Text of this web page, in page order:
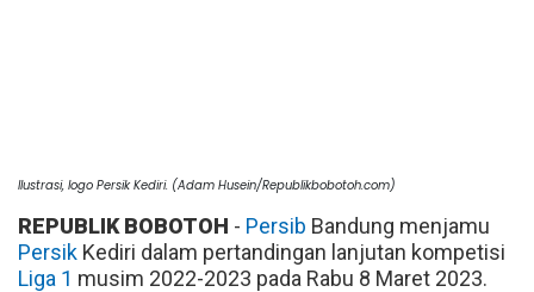
Ilustrasi, logo Persik Kediri. (Adam Husein/Republikbobotoh.com)
REPUBLIK BOBOTOH - Persib Bandung menjamu
Persik Kediri dalam pertandingan lanjutan kompetisi
Liga 1 musim 2022-2023 pada Rabu 8 Maret 2023.